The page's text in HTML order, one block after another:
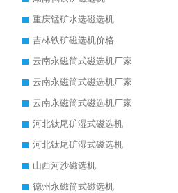
重庆锰矿水选磁选机
吉林铁矿磁选机价格
云南永磁筒式磁选机厂家
云南永磁筒式磁选机厂家
云南永磁筒式磁选机厂家
河北钛尾矿湿式磁选机
河北钛尾矿湿式磁选机
山西河沙磁选机
德州永磁筒式磁选机